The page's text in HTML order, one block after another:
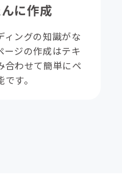
に作成
ィングの知識がな
ージの作成はテキ
合わせて簡単にペ
す。